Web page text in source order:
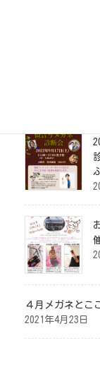
４月メガネとこ
2021年4月23日